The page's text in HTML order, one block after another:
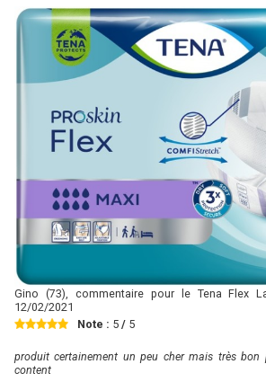
Gino (73), commentaire pour le Tena Flex
12/02/2021
Note : 5 / 5
produit certainement un peu cher mais très bon
content